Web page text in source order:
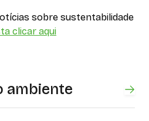
sobre sustentabilidade
clicar aqui
ambiente